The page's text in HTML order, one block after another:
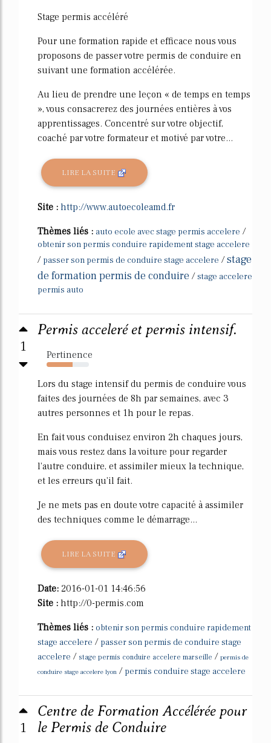
Stage permis accéléré
Pour une formation rapide et efficace nous vous
proposons de passer votre permis de conduire en
suivant une formation accélérée.
Au lieu de prendre une leçon « de temps en temps
», vous consacrerez des journées entières à vos
apprentissages. Concentré sur votre objectif,
coaché par votre formateur et motivé par votre...
LIRE LA SUITE
Site : http://www.autoecoleamd.fr
Thèmes liés : auto ecole avec stage permis accelere /
obtenir son permis conduire rapidement stage accelere
/ passer son permis de conduire stage accelere /stage
de formation permis de conduire /stage accelere
permis auto
1
Permis acceleré et permis intensif.
Pertinence
61%
Lors du stage intensif du permis de conduire vous
faites des journées de 8h par semaines, avec 3
autres personnes et 1h pour le repas.
En fait vous conduisez environ 2h chaques jours,
mais vous restez dans la voiture pour regarder
l'autre conduire, et assimiler mieux la technique,
et les erreurs qu'il fait.
Je ne mets pas en doute votre capacité à assimiler
des techniques comme le démarrage...
LIRE LA SUITE
Date: 2016-01-01 14:46:56
Site : http://0-permis.com
Thèmes liés : obtenir son permis conduire rapidement
stage accelere / passer son permis de conduire stage
accelere / stage permis conduire accelere marseille / permis de
conduire stage accelere lyon / permis conduire stage accelere
1
Centre de Formation Accélérée pour
le Permis de Conduire